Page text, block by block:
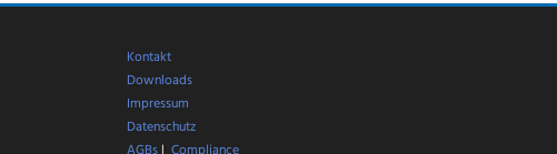
Kontakt
Downloads
Impressum
Datenschutz